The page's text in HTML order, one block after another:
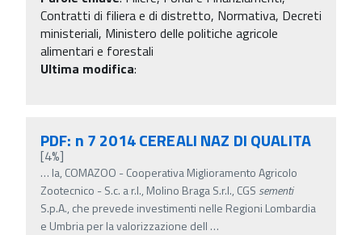
Contratti di filiera e di distretto, Normativa, Decreti
ministeriali, Ministero delle politiche agricole
alimentari e forestali
Ultima modifica:
PDF: n 7 2014 CEREALI NAZ DI QUALITA
[4%]
… la, COMAZOO - Cooperativa Miglioramento Agricolo
Zootecnico - S.c. a r.l., Molino Braga S.r.l., CGS sementi
S.p.A., che prevede investimenti nelle Regioni Lombardia
e Umbria per la valorizzazione dell …